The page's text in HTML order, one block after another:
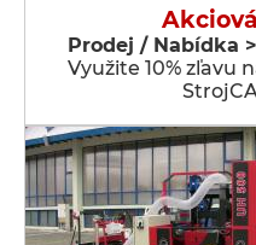
Prodej / Nabídka
Využite 10% zľavu